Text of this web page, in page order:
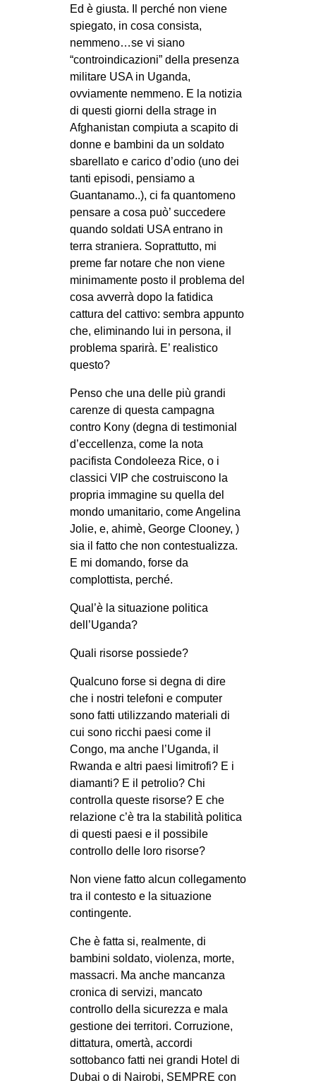
Ed è giusta. Il perché non viene
spiegato, in cosa consista,
nemmeno…se vi siano
“controindicazioni” della presenza
militare USA in Uganda,
ovviamente nemmeno. E la notizia
di questi giorni della strage in
Afghanistan compiuta a scapito di
donne e bambini da un soldato
sbarellato e carico d’odio (uno dei
tanti episodi, pensiamo a
Guantanamo..), ci fa quantomeno
pensare a cosa può’ succedere
quando soldati USA entrano in
terra straniera. Soprattutto, mi
preme far notare che non viene
minimamente posto il problema del
cosa avverrà dopo la fatidica
cattura del cattivo: sembra appunto
che, eliminando lui in persona, il
problema sparirà. E’ realistico
questo?
Penso che una delle più grandi
carenze di questa campagna
contro Kony (degna di testimonial
d’eccellenza, come la nota
pacifista Condoleeza Rice, o i
classici VIP che costruiscono la
propria immagine su quella del
mondo umanitario, come Angelina
Jolie, e, ahimè, George Clooney, )
sia il fatto che non contestualizza.
E mi domando, forse da
complottista, perché.
Qual’è la situazione politica
dell’Uganda?
Quali risorse possiede?
Qualcuno forse si degna di dire
che i nostri telefoni e computer
sono fatti utilizzando materiali di
cui sono ricchi paesi come il
Congo, ma anche l’Uganda, il
Rwanda e altri paesi limitrofi? E i
diamanti? E il petrolio? Chi
controlla queste risorse? E che
relazione c’è tra la stabilità politica
di questi paesi e il possibile
controllo delle loro risorse?
Non viene fatto alcun collegamento
tra il contesto e la situazione
contingente.
Che è fatta si, realmente, di
bambini soldato, violenza, morte,
massacri. Ma anche mancanza
cronica di servizi, mancato
controllo della sicurezza e mala
gestione dei territori. Corruzione,
dittatura, omertà, accordi
sottobanco fatti nei grandi Hotel di
Dubai o di Nairobi, SEMPRE con